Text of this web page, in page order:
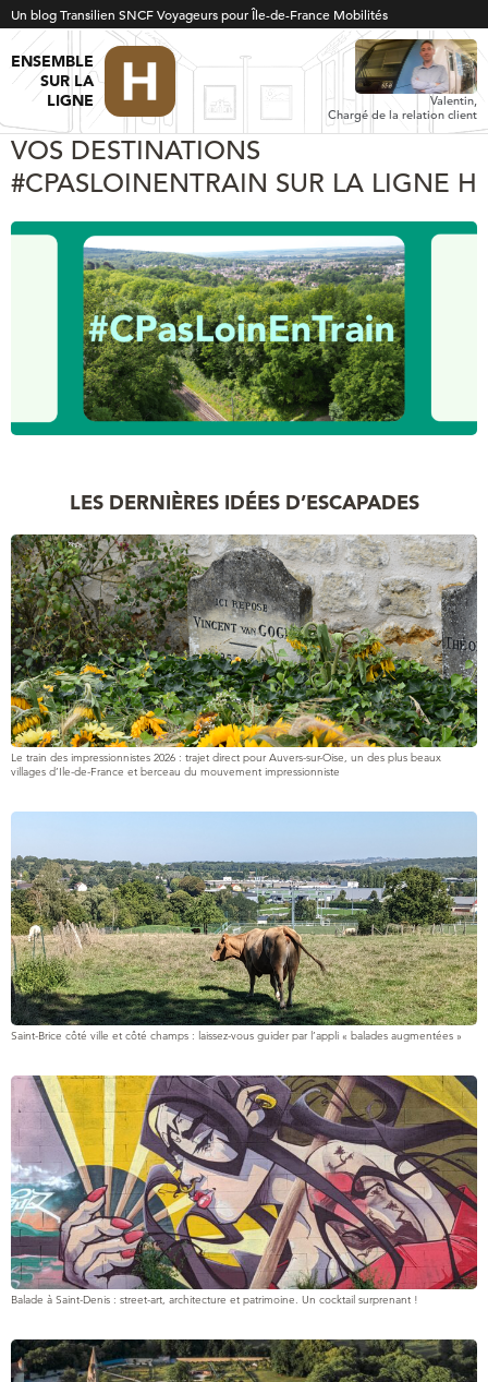
Un blog Transilien SNCF Voyageurs pour Île-de-France Mobilités
ENSEMBLE
SUR LA
LIGNE
Valentin,
Chargé de la relation client
VOS DESTINATIONS
#CPASLOINENTRAIN SUR LA LIGNE H
LES DERNIÈRES IDÉES D’ESCAPADES
Le train des impressionnistes 2026 : trajet direct pour Auvers-sur-Oise, un des plus beaux
villages d’Ile-de-France et berceau du mouvement impressionniste
Saint-Brice côté ville et côté champs : laissez-vous guider par l’appli « balades augmentées »
Balade à Saint-Denis : street-art, architecture et patrimoine. Un cocktail surprenant !